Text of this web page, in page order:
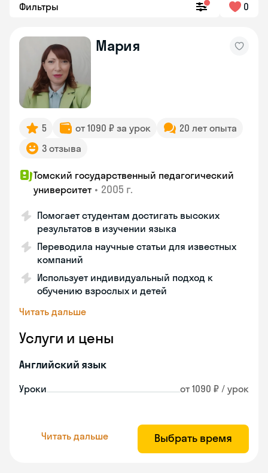
Фильтры 0
Мария
5 от 1090 ₽ за урок
20 лет опыта
3 отзыва
Томский государственный педагогический
университет • 2005 г.
Помогает студентам достигать высоких
результатов в изучении языка
Переводила научные статьи для известных
компаний
Использует индивидуальный подход к
обучению взрослых и детей
Читать дальше
Услуги и цены
Английский язык
Уроки от 1090 ₽ / урок
Читать дальше Выбрать время